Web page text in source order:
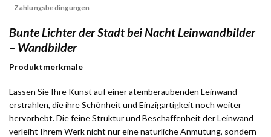
Zahlungsbedingungen
Bunte Lichter der Stadt bei Nacht Leinwandbilder
– Wandbilder
Produktmerkmale
Lassen Sie Ihre Kunst auf einer atemberaubenden Leinwand
erstrahlen, die ihre Schönheit und Einzigartigkeit noch weiter
hervorhebt. Die feine Struktur und Beschaffenheit der Leinwand
verleiht Ihrem Werk nicht nur eine natürliche Anmutung, sondern